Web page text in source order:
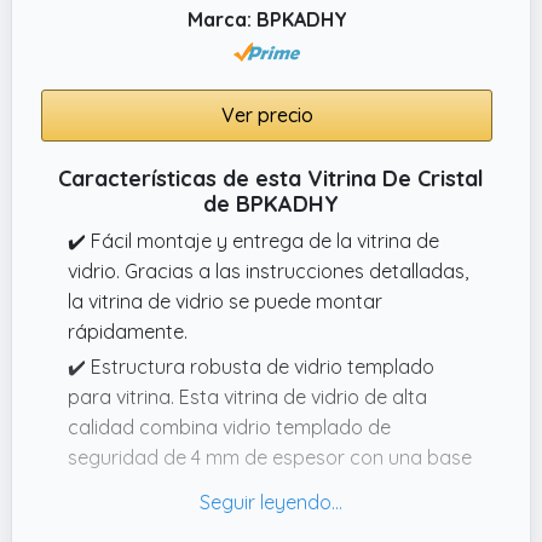
proteger los artículos.
✔️ Estable y duradero: nuestro mueble de
de seguridad templado de 5 mm de espesor,
especialmente tratado para hacerlo
irrompible y a prueba de explosiones. Entre el
cristal de vidrio y los lados se encuentra una
barra de choque para maximizar la
seguridad, la durabilidad y la facilidad de uso
diario.
Marca: BPKADHY
Ver precio
Características de esta Vitrina De Cristal
de BPKADHY
✔️ Fácil montaje y entrega de la vitrina de
vidrio. Gracias a las instrucciones detalladas,
la vitrina de vidrio se puede montar
rápidamente.
✔️ Estructura robusta de vidrio templado
para vitrina. Esta vitrina de vidrio de alta
calidad combina vidrio templado de
seguridad de 4 mm de espesor con una base
MDF/compuesto de madera duradera.